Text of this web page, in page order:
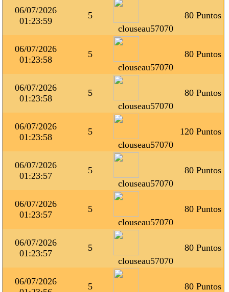
06/07/2026
01:23:59
5
clouseau57070
80 Puntos
06/07/2026
01:23:58
5
clouseau57070
80 Puntos
06/07/2026
01:23:58
5
clouseau57070
80 Puntos
06/07/2026
01:23:58
5
clouseau57070
120 Puntos
06/07/2026
01:23:57
5
clouseau57070
80 Puntos
06/07/2026
01:23:57
5
clouseau57070
80 Puntos
06/07/2026
01:23:57
5
clouseau57070
80 Puntos
06/07/2026
5
80 Puntos